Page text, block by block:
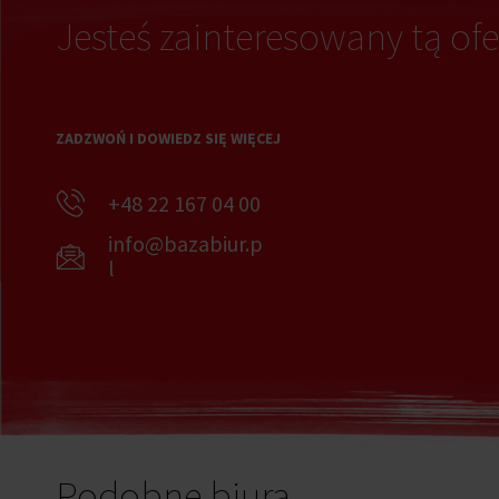
Jesteś zainteresowany tą
ZADZWOŃ I DOWIEDZ SIĘ WIĘCEJ
+48 22 167 04 00
info@bazabiur.p
l